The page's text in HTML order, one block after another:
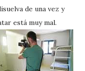
de una vez y
está muy mal.